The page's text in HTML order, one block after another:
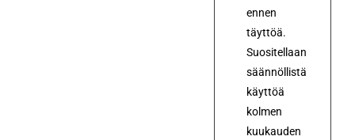
ennen
täyttöä.
Suositellaan
säännöllistä
käyttöä
kolmen
kuukauden